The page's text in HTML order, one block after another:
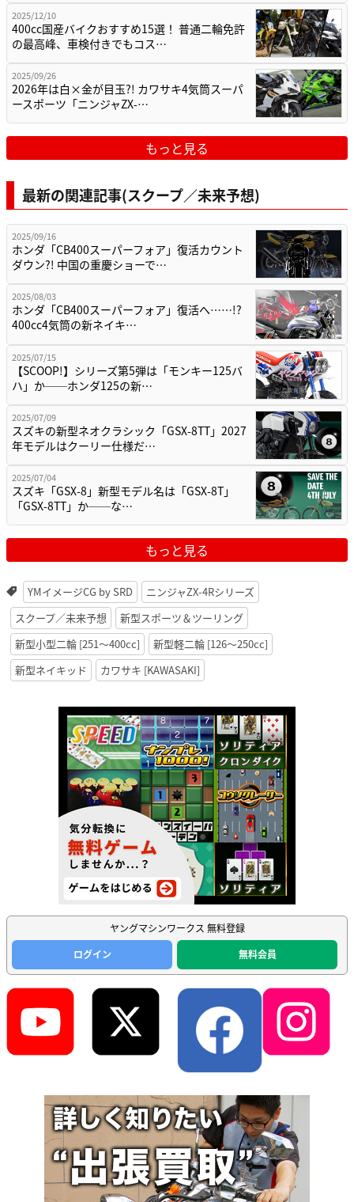
2025/12/10
400cc国産バイクおすすめ15選！ 普通二輪免許
の最高峰、車検付きでもコス…
2025/09/26
2026年は白×金が目玉?! カワサキ4気筒スーパ
ースポーツ「ニンジャZX-…
もっと見る
最新の関連記事(スクープ／未来予想)
2025/09/16
ホンダ「CB400スーパーフォア」復活カウント
ダウン?! 中国の重慶ショーで…
2025/08/03
ホンダ「CB400スーパーフォア」復活へ……!?
400cc4気筒の新ネイキ…
2025/07/15
【SCOOP!】シリーズ第5弾は「モンキー125バ
ハ」か──ホンダ125の新…
2025/07/09
スズキの新型ネオクラシック「GSX-8TT」2027
年モデルはクーリー仕様だ…
2025/07/04
スズキ「GSX-8」新型モデル名は「GSX-8T」
「GSX-8TT」か──な…
もっと見る
YMイメージCG by SRD
ニンジャZX-4Rシリーズ
スクープ／未来予想
新型スポーツ＆ツーリング
新型小型二輪 [251〜400cc]
新型軽二輪 [126〜250cc]
新型ネイキッド
カワサキ [KAWASAKI]
ヤングマシンワークス 無料登録
ログイン
無料会員